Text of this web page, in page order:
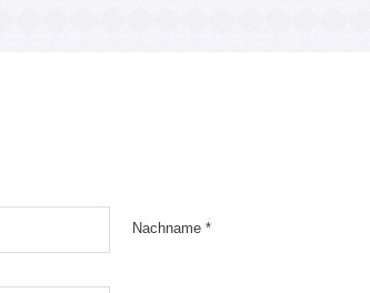
Nachname *